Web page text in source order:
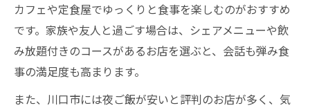
カフェや定食屋でゆっくりと食事を楽しむのがおすすめ
です。家族や友人と過ごす場合は、シェアメニューや飲
み放題付きのコースがあるお店を選ぶと、会話も弾み食
事の満足度も高まります。
また、川口市には夜ご飯が安いと評判のお店が多く、気